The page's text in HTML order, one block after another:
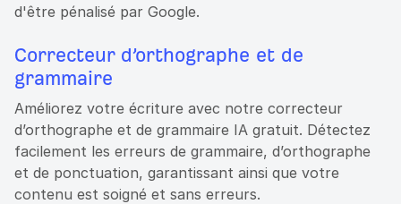
d'être pénalisé par Google.
Correcteur d’orthographe et de
grammaire
Améliorez votre écriture avec notre correcteur
d’orthographe et de grammaire IA gratuit. Détectez
facilement les erreurs de grammaire, d’orthographe
et de ponctuation, garantissant ainsi que votre
contenu est soigné et sans erreurs.